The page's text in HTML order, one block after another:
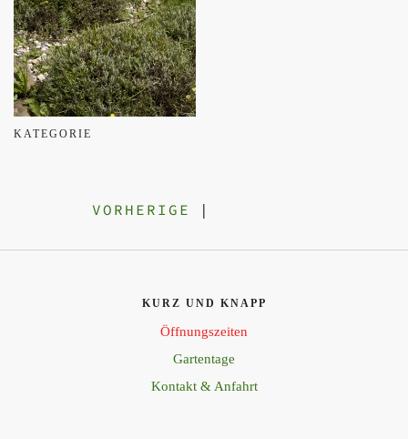
KATEGORIE
VORHERIGE |
KURZ UND KNAPP
Öffnungszeiten
Gartentage
Kontakt & Anfahrt